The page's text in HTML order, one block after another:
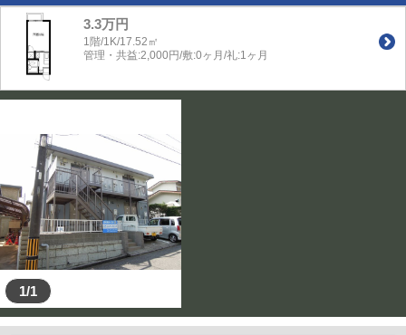
3.3万円
1階/1K/17.52㎡
管理・共益:2,000円/敷:0ヶ月/礼:1ヶ月
1/1